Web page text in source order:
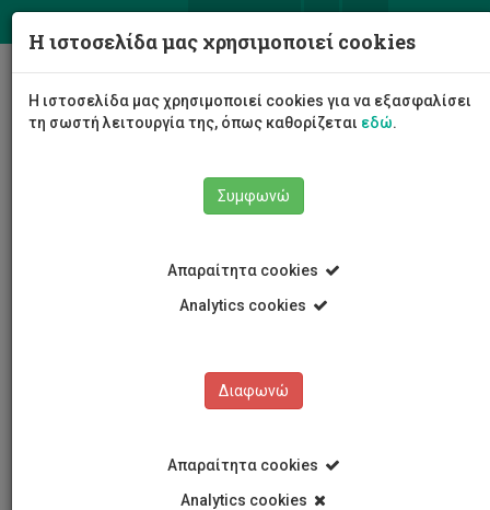
Η ιστοσελίδα μας χρησιμοποιεί cookies
Η ιστοσελίδα μας χρησιμοποιεί cookies για να εξασφαλίσει
τη σωστή λειτουργία της, όπως καθορίζεται εδώ.
Συμφωνώ
Απαραίτητα cookies
Analytics cookies
Διαφωνώ
Απαραίτητα cookies
Analytics cookies